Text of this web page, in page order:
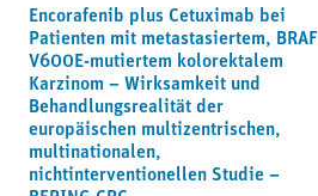
Encorafenib plus Cetuximab bei
Patienten mit metastasiertem, BRAF
V600E-mutiertem kolorektalem
Karzinom – Wirksamkeit und
Behandlungsrealität der
europäischen multizentrischen,
multinationalen,
nichtinterventionellen Studie –